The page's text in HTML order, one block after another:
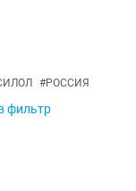
#РОССИЯ
фильтр